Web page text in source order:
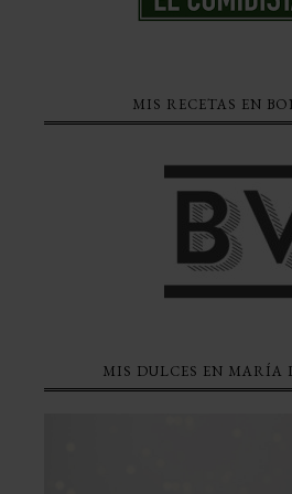
MIS RECETAS EN
MIS DULCES EN MARÍA